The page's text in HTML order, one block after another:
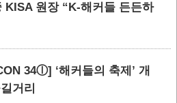
KISA 원장 “K-해커들 든든하
34ⓛ] ‘해커들의 축제’ 개
거리